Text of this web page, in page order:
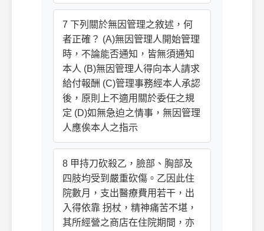
7 下列關於無因管理之敘述，何
者正確？ (A)無因管理人開始管理
時，不論能否通知，皆無須通知
本人 (B)無因管理人得向本人請求
給付報酬 (C)管理事務經本人承認
後，原則上不適用關於委任之規
定 (D)如無急迫之情事，無因管理
人應俟本人之指示
8 甲持刀砍殺乙，臉部、胸部及
四肢均受到嚴重砍傷。乙因此住
院數月，支出醫療費用若干，出
入得依靠 拐杖，精神痛苦不堪，
其所經營之商店在住院期間，亦